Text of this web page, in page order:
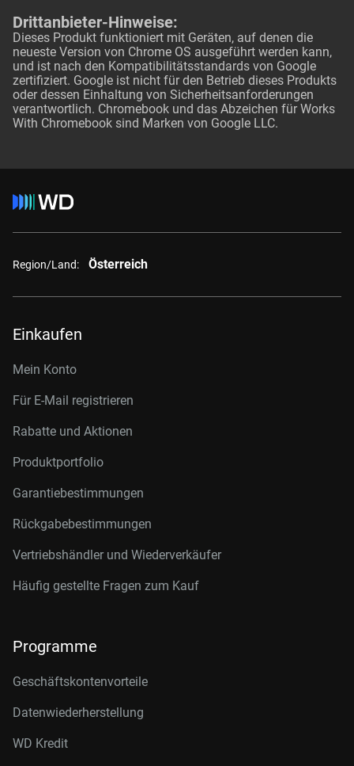
Drittanbieter-Hinweise:
Dieses Produkt funktioniert mit Geräten, auf denen die
neueste Version von Chrome OS ausgeführt werden kann,
und ist nach den Kompatibilitätsstandards von Google
zertifiziert. Google ist nicht für den Betrieb dieses Produkts
oder dessen Einhaltung von Sicherheitsanforderungen
verantwortlich. Chromebook und das Abzeichen für Works
With Chromebook sind Marken von Google LLC.
Region/Land: Österreich
Einkaufen
Mein Konto
Für E-Mail registrieren
Rabatte und Aktionen
Produktportfolio
Garantiebestimmungen
Rückgabebestimmungen
Vertriebshändler und Wiederverkäufer
Häufig gestellte Fragen zum Kauf
Programme
Geschäftskontenvorteile
Datenwiederherstellung
WD Kredit